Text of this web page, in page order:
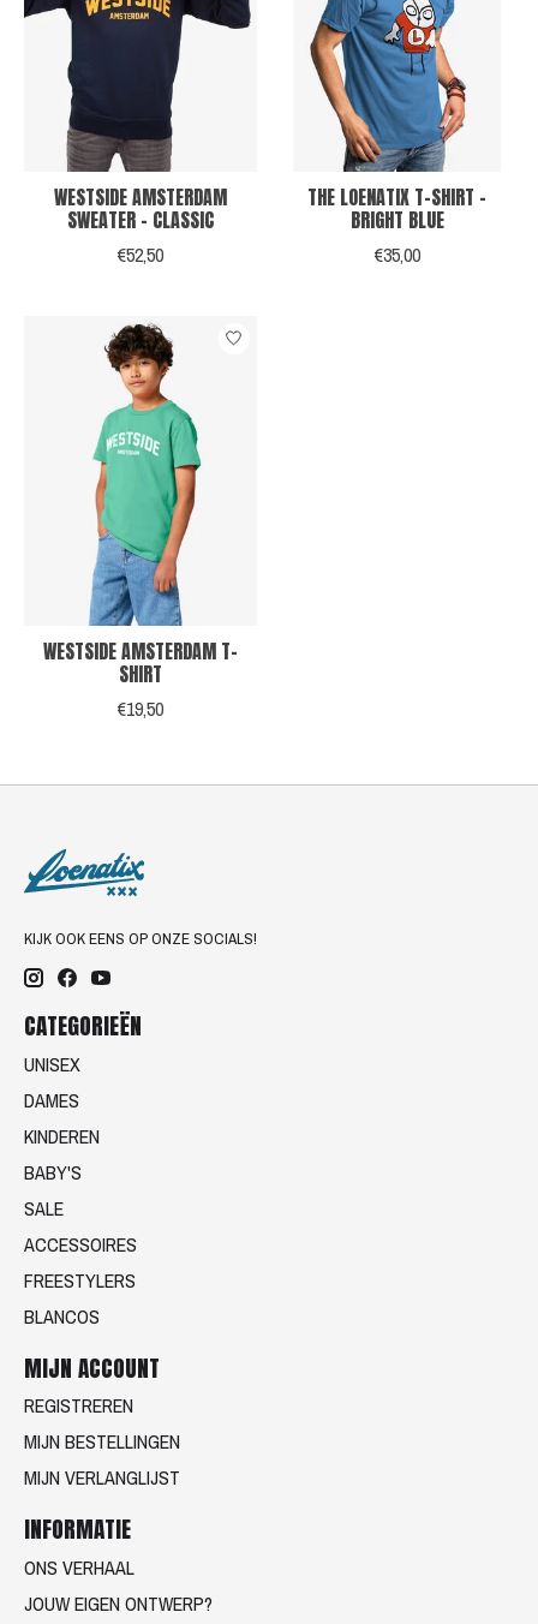
WESTSIDE AMSTERDAM
SWEATER - CLASSIC
€52,50
THE LOENATIX T-SHIRT -
BRIGHT BLUE
€35,00
WESTSIDE AMSTERDAM T-
SHIRT
€19,50
KIJK OOK EENS OP ONZE SOCIALS!
CATEGORIEËN
UNISEX
DAMES
KINDEREN
BABY'S
SALE
ACCESSOIRES
FREESTYLERS
BLANCOS
MIJN ACCOUNT
REGISTREREN
MIJN BESTELLINGEN
MIJN VERLANGLIJST
INFORMATIE
ONS VERHAAL
JOUW EIGEN ONTWERP?